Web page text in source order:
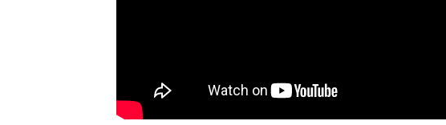
خذ بطولة "ون" معك أينما ذهبت! اشترك الآن للوصول إلى آخر الأخبار، وفتح
العروض الخاصة والحصول على أفضل المقاعد لعروضنا الحية.
البريد الإلكتروني